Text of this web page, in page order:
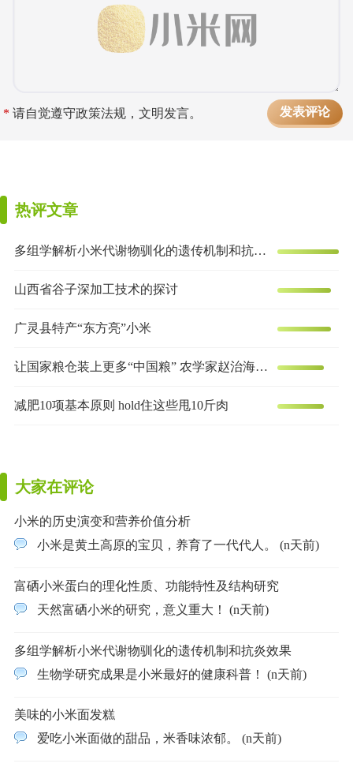
* 请自觉遵守政策法规，文明发言。
热评文章
多组学解析小米代谢物驯化的遗传机制和抗炎效果
山西省谷子深加工技术的探讨
广灵县特产“东方亮”小米
让国家粮仓装上更多“中国粮” 农学家赵治海的谷子梦
减肥10项基本原则 hold住这些甩10斤肉
大家在评论
小米的历史演变和营养价值分析
小米是黄土高原的宝贝，养育了一代代人。 (n天前)
富硒小米蛋白的理化性质、功能特性及结构研究
天然富硒小米的研究，意义重大！ (n天前)
多组学解析小米代谢物驯化的遗传机制和抗炎效果
生物学研究成果是小米最好的健康科普！ (n天前)
美味的小米面发糕
爱吃小米面做的甜品，米香味浓郁。 (n天前)